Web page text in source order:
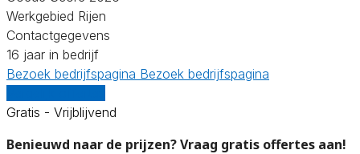
Werkgebied Rijen
Contactgegevens
16 jaar in bedrijf
Bezoek bedrijfspagina Bezoek bedrijfspagina
Gratis - Vrijblijvend
Benieuwd naar de prijzen? Vraag gratis offertes aan!